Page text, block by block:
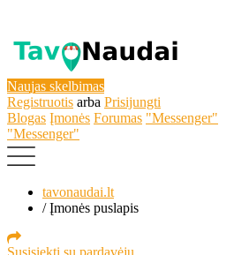
Naujas skelbimas
Registruotis arba Prisijungti
Blogas Įmonės Forumas "Messenger"
"Messenger"
tavonaudai.lt
/Įmonės puslapis
Susisiekti su pardavėju